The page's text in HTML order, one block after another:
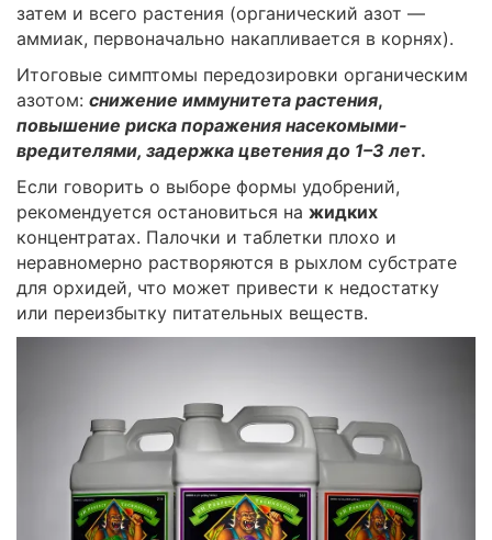
затем и всего растения (органический азот —
аммиак, первоначально накапливается в корнях).
Итоговые симптомы передозировки органическим
азотом: снижение иммунитета растения,
повышение риска поражения насекомыми-
вредителями, задержка цветения до 1–3 лет.
Если говорить о выборе формы удобрений,
рекомендуется остановиться на жидких
концентратах. Палочки и таблетки плохо и
неравномерно растворяются в рыхлом субстрате
для орхидей, что может привести к недостатку
или переизбытку питательных веществ.